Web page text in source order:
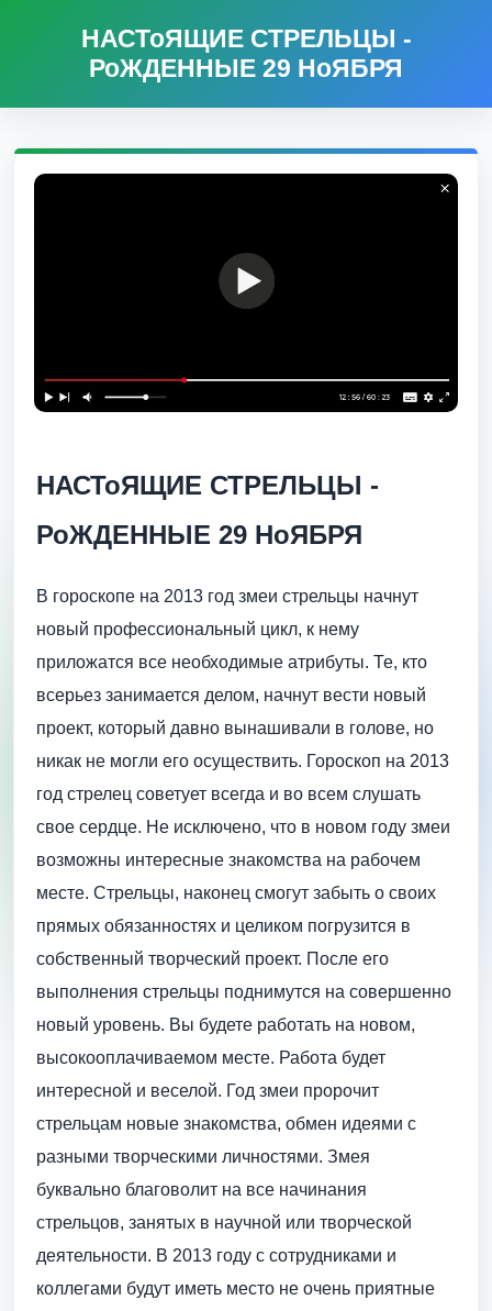
НАСТоЯЩИЕ СТРЕЛЬЦЫ -
РоЖДЕННЫЕ 29 НоЯБРЯ
НАСТоЯЩИЕ СТРЕЛЬЦЫ -
РоЖДЕННЫЕ 29 НоЯБРЯ
В гороскопе на 2013 год змеи стрельцы начнут
новый профессиональный цикл, к нему
приложатся все необходимые атрибуты. Те, кто
всерьез занимается делом, начнут вести новый
проект, который давно вынашивали в голове, но
никак не могли его осуществить. Гороскоп на 2013
год стрелец советует всегда и во всем слушать
свое сердце. Не исключено, что в новом году змеи
возможны интересные знакомства на рабочем
месте. Стрельцы, наконец смогут забыть о своих
прямых обязанностях и целиком погрузится в
собственный творческий проект. После его
выполнения стрельцы поднимутся на совершенно
новый уровень. Вы будете работать на новом,
высокооплачиваемом месте. Работа будет
интересной и веселой. Год змеи пророчит
стрельцам новые знакомства, обмен идеями с
разными творческими личностями. Змея
буквально благоволит на все начинания
стрельцов, занятых в научной или творческой
деятельности. В 2013 году с сотрудниками и
коллегами будут иметь место не очень приятные